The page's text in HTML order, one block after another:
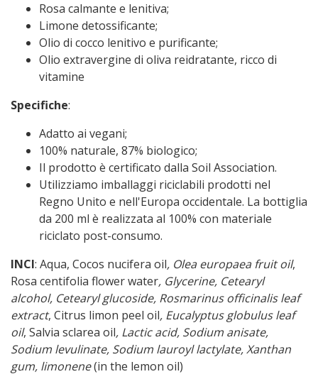
Rosa calmante e lenitiva;
Limone detossificante;
Olio di cocco lenitivo e purificante;
Olio extravergine di oliva reidratante, ricco di
vitamine
Specifiche:
Adatto ai vegani;
100% naturale, 87% biologico;
Il prodotto è certificato dalla Soil Association.
Utilizziamo imballaggi riciclabili prodotti nel
Regno Unito e nell'Europa occidentale. La bottiglia
da 200 ml è realizzata al 100% con materiale
riciclato post-consumo.
INCI: Aqua, Cocos nucifera oil, Olea europaea fruit oil,
Rosa centifolia flower water, Glycerine, Cetearyl
alcohol, Cetearyl glucoside, Rosmarinus officinalis leaf
extract, Citrus limon peel oil, Eucalyptus globulus leaf
oil, Salvia sclarea oil, Lactic acid, Sodium anisate,
Sodium levulinate, Sodium lauroyl lactylate, Xanthan
gum, limonene(in the lemon oil)